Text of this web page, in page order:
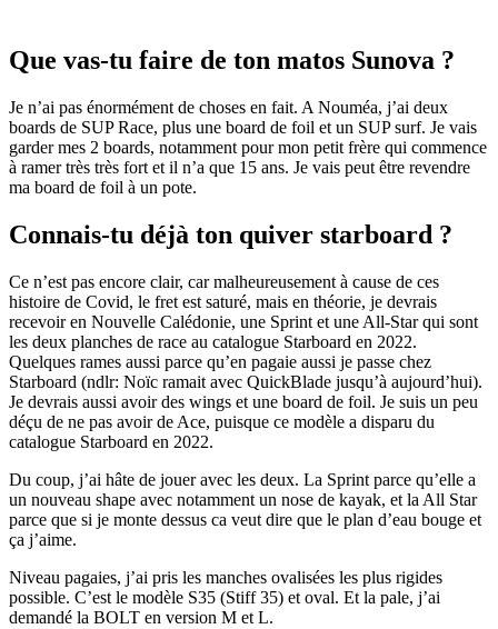
Que vas-tu faire de ton matos Sunova ?
Je n’ai pas énormément de choses en fait. A Nouméa, j’ai deux
boards de SUP Race, plus une board de foil et un SUP surf. Je vais
garder mes 2 boards, notamment pour mon petit frère qui commence
à ramer très très fort et il n’a que 15 ans. Je vais peut être revendre
ma board de foil à un pote.
Connais-tu déjà ton quiver starboard ?
Ce n’est pas encore clair, car malheureusement à cause de ces
histoire de Covid, le fret est saturé, mais en théorie, je devrais
recevoir en Nouvelle Calédonie, une Sprint et une All-Star qui sont
les deux planches de race au catalogue Starboard en 2022.
Quelques rames aussi parce qu’en pagaie aussi je passe chez
Starboard (ndlr: Noïc ramait avec QuickBlade jusqu’à aujourd’hui).
Je devrais aussi avoir des wings et une board de foil. Je suis un peu
déçu de ne pas avoir de Ace, puisque ce modèle a disparu du
catalogue Starboard en 2022.
Du coup, j’ai hâte de jouer avec les deux. La Sprint parce qu’elle a
un nouveau shape avec notamment un nose de kayak, et la All Star
parce que si je monte dessus ca veut dire que le plan d’eau bouge et
ça j’aime.
Niveau pagaies, j’ai pris les manches ovalisées les plus rigides
possible. C’est le modèle S35 (Stiff 35) et oval. Et la pale, j’ai
demandé la BOLT en version M et L.